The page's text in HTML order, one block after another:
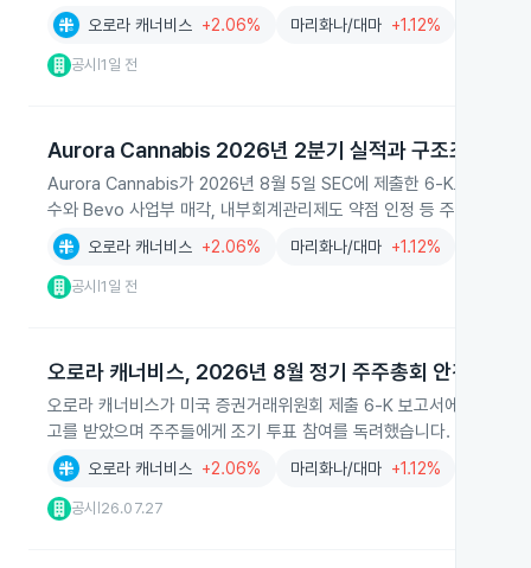
오로라 캐너비스 +2.06% 마리화나/대마 +1.12%
공시 |1일 전
Aurora Cannabis 2026년 2분기 실적과 구조조정
Aurora Cannabis가 2026년 8월 5일 SEC에 제출한 6‑K로 2026
수와 Bevo 사업부 매각, 내부회계관리제도 약점 인정 등 주요 결정이
오로라 캐너비스 +2.06% 마리화나/대마 +1.12%
공시 |1일 전
오로라 캐너비스, 2026년 8월 정기 주주총회 안건 찬성
오로라 캐너비스가 미국 증권거래위원회 제출 6‑K 보고서에서 세계
고를 받았으며 주주들에게 조기 투표 참여를 독려했습니다.
오로라 캐너비스 +2.06% 마리화나/대마 +1.12%
공시 26.07.27